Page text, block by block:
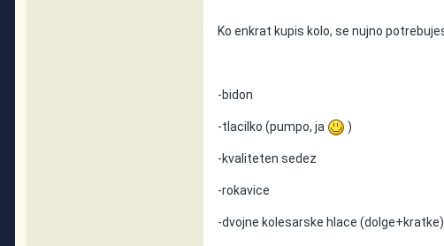
Ko enkrat kupis kolo, se nujno
-bidon
-tlacilko (pumpo, ja )
-kvaliteten sedez
-rokavice
-dvojne kolesarske hlace (dolge+kratke)